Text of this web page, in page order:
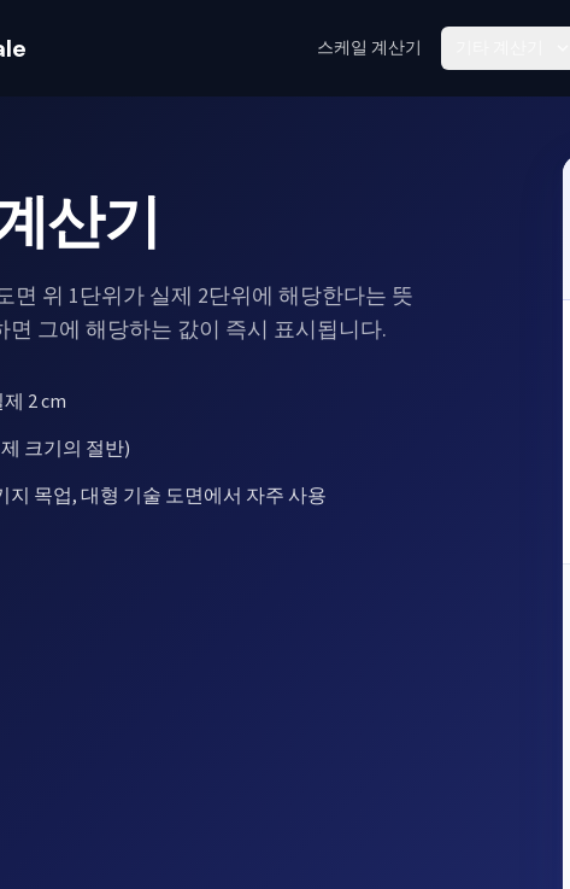
스케일 계산기
산기
면 위 1단위가 실제 2단위에 해당한다는 뜻
면 그에 해당하는 값이 즉시 표시됩니다.
2 cm
크기의 절반)
지 목업, 대형 기술 도면에서 자주 사용